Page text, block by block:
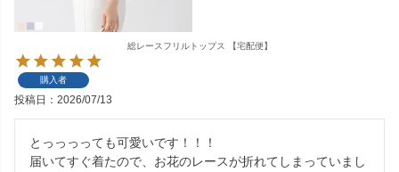
総レースフリルトップス 【宅配便】
購入者
投稿日 2026/07/13
とっっっっても可愛いです！！！
届いてすぐ着たので、お花のレースが折れてしまっていまし